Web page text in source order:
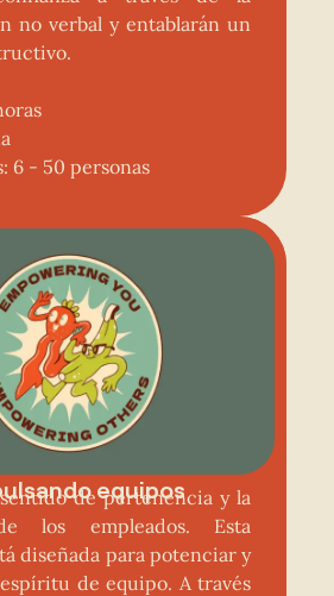
no verbal y entablarán un
6 - 50 personas
equipos
de pertenencia y la
los empleados. Esta
diseñada para potenciar y
de equipo. A través